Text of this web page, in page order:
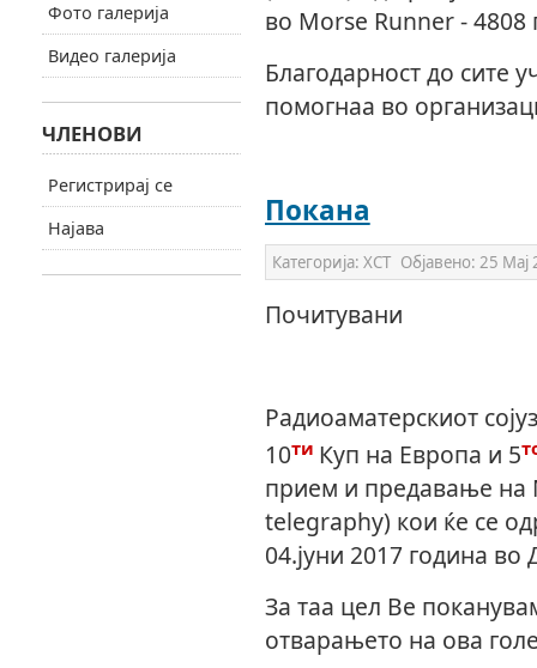
во Morse Runner - 4808
Благодарност до сите
помогнаа во
Покана
Категорија: ХСТ Објавено: 25 Мај
Почитувани
Радиоаматерскиот
10ти Куп на Европа и 5
прием и предавање на
telegraphy) кои ќе се
04.јуни 2017 година во
За таа цел Ве
отварањето на ова
Фото галерија
Видео галерија
ЧЛЕНОВИ
Регистрирај се
Најава